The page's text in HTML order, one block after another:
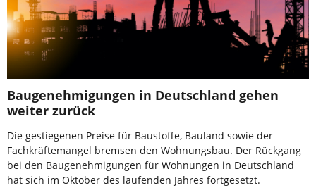
Baugenehmigungen in Deutschland gehen
weiter zurück
Die gestiegenen Preise für Baustoffe, Bauland sowie der
Fachkräftemangel bremsen den Wohnungsbau. Der Rückgang
bei den Baugenehmigungen für Wohnungen in Deutschland
hat sich im Oktober des laufenden Jahres fortgesetzt.